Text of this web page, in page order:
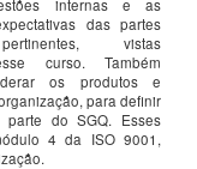
internas e as
das partes
vistas
curso. Também
os produtos e
para definir
do SGQ. Esses
4 da ISO 9001,